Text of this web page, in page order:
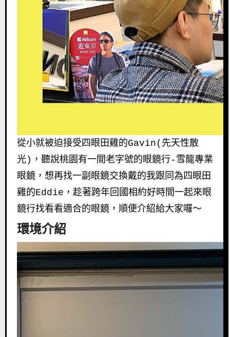
從小就被迫接受四眼田雞的Gavin(先天性散
光)，聽說桃園有一間老字號的眼鏡行-雪龍專業
眼鏡，想再找一副眼鏡交換戴的我跟同為四眼田
雞的Eddie，趁著跨年回國相約好時間一起來眼
鏡行找看看適合的眼鏡，順便介紹給大家囉～
環境介紹